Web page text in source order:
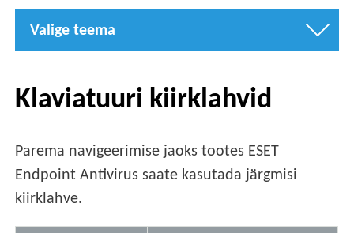
Valige teema
Klaviatuuri kiirklahvid
Parema navigeerimise jaoks tootes ESET
Endpoint Antivirus saate kasutada järgmisi
kiirklahve.